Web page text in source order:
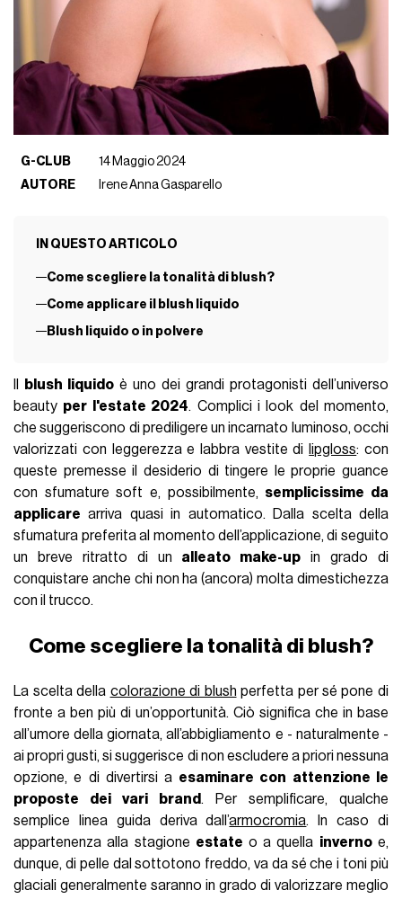
G-CLUB
14 Maggio 2024
AUTORE
Irene Anna Gasparello
IN QUESTO ARTICOLO
Come scegliere la tonalità di blush?
Come applicare il blush liquido
Blush liquido o in polvere
blush liquido è uno dei grandi protagonisti dell’universo
beauty per l'estate 2024. Complici i look del momento,
che suggeriscono di prediligere un incarnato luminoso, occhi
valorizzati con leggerezza e labbra vestite di
lipgloss: con
queste premesse il desiderio di tingere le proprie guance
con sfumature soft e, possibilmente, semplicissime da
applicare arriva quasi in automatico. Dalla scelta della
sfumatura preferita al momento dell’applicazione, di seguito
un breve ritratto di un alleato make-up in grado di
conquistare anche chi non ha (ancora) molta dimestichezza
con il trucco.
Come scegliere la tonalità di blush?
La scelta della colorazione di blush perfetta per sé pone di
fronte a ben più di un’opportunità. Ciò significa che in base
all’umore della giornata, all’abbigliamento e - naturalmente -
ai propri gusti, si suggerisce di non escludere a priori nessuna
opzione, e di divertirsi a esaminare con attenzione le
proposte dei vari brand. Per semplificare, qualche
semplice linea guida deriva dall’armocromia. In caso di
appartenenza alla stagione estate o a quella invernoe,
dunque, di pelle dal sottotono freddo, va da sé che i toni più
glaciali generalmente saranno in grado di valorizzare meglio